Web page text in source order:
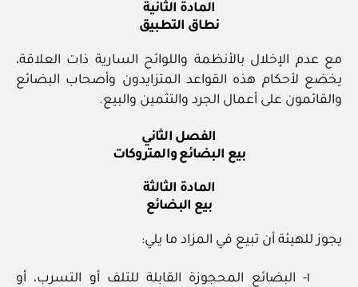
المادة الثانية
نطاق التطبيق
مع عدم الإخلال بالأنظمة واللوائح السارية ذات العلاقة،
يخضع لأحكام هذه القواعد المتزايدون وأصحاب البضائع
والقائمون على أعمال الجرد والتثمين والبيع.
الفصل الثاني
بيع البضائع والمتروكات
المادة الثالثة
بيع البضائع
يجوز للهيئة أن تبيع في المزاد ما يلي:
١- البضائع المحجوزة القابلة للتلف أو التسرب، أو